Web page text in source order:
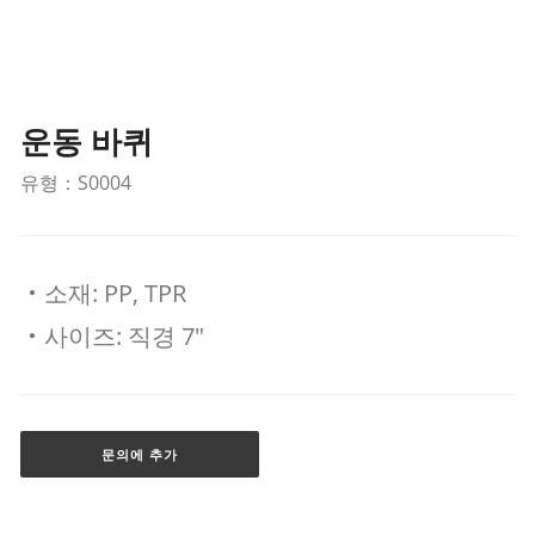
운동 바퀴
유형：S0004
‧소재: PP, TPR
‧사이즈: 직경 7"
문의에 추가